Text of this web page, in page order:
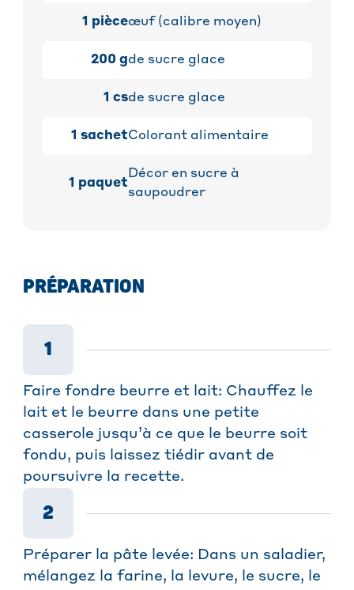
1 pièceœuf (calibre moyen)
200 gde sucre glace
1 csde sucre glace
1 sachetColorant alimentaire
1 paquet
Décor en sucre à
saupoudrer
PRÉPARATION
1
Faire fondre beurre et lait: Chauffez le
lait et le beurre dans une petite
casserole jusqu’à ce que le beurre soit
fondu, puis laissez tiédir avant de
poursuivre la recette.
2
Préparer la pâte levée: Dans un saladier,
mélangez la farine, la levure, le sucre, le